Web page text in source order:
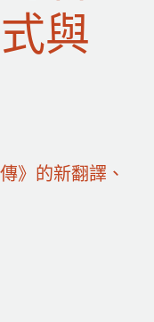
與
》的新翻譯、